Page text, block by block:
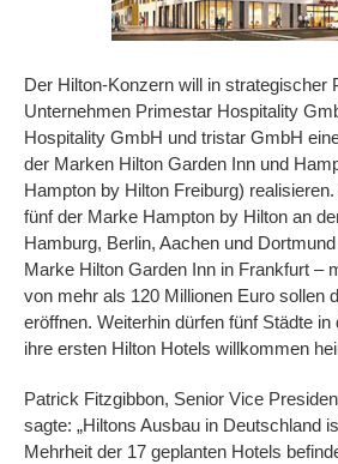
Der Hilton-Konzern will in strategischer
Unternehmen Primestar Hospitality
Hospitality GmbH und tristar GmbH
der Marken Hilton Garden Inn und
Hampton by Hilton Freiburg)
fünf der Marke Hampton by Hilton an
Hamburg, Berlin, Aachen und
Marke Hilton Garden Inn in Frankfurt –
von mehr als 120 Millionen Euro sollen
eröffnen. Weiterhin dürfen fünf Städte
ihre ersten Hilton Hotels willkommen
Patrick Fitzgibbon, Senior Vice
sagte: „Hiltons Ausbau in Deutschland
Mehrheit der 17 geplanten Hotels